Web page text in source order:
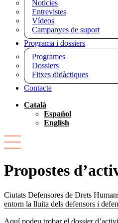
Notícies
Entrevistes
Vídeos
Campanyes de suport
Programa i dossiers
Programes
Dossiers
Fitxes didàctiques
Contacte
Català
Español
English
Propostes
Ciutats Defensores de Drets
entorn la lluita dels defensors i
Aquí podeu trobar el dossier